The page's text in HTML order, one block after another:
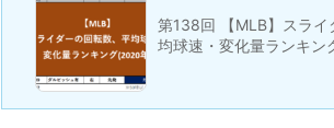
第138回 【MLB】スライ
均球速・変化量ランキン